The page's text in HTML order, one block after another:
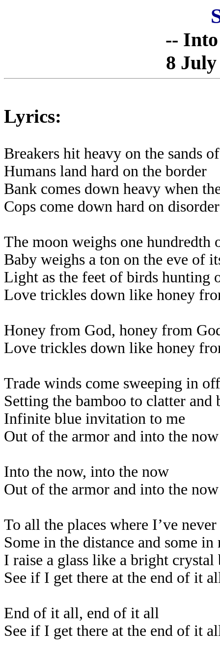
--
8
Lyrics:
Breakers hit heavy on the sands
Humans land hard on the border
Bank comes down heavy when
Cops come down hard on disorder
The moon weighs one hundredth
Baby weighs a ton on the eve of
Light as the feet of birds hunting
Love trickles down like honey
Honey from God, honey from
Love trickles down like honey
Trade winds come sweeping in
Setting the bamboo to clatter and
Infinite blue invitation to me
Out of the armor and into the now
Into the now, into the now
Out of the armor and into the now
To all the places where I’ve never
Some in the distance and some
I raise a glass like a bright crystal
See if I get there at the end of it
End of it all, end of it all
See if I get there at the end of it